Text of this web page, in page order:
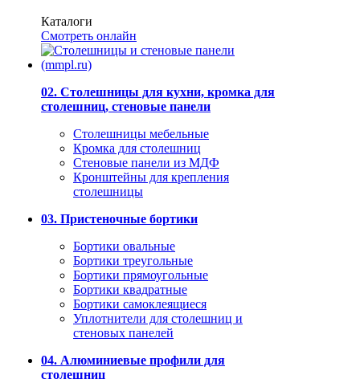
Каталоги
Смотреть онлайн
02. Столешницы для кухни, кромка для
столешниц, стеновые панели
Столешницы мебельные
Кромка для столешниц
Стеновые панели из МДФ
Кронштейны для крепления
столешницы
03. Пристеночные бортики
Бортики овальные
Бортики треугольные
Бортики прямоугольные
Бортики квадратные
Бортики самоклеящиеся
Уплотнители для столешниц и
стеновых панелей
04. Алюминиевые профили для
столешниц